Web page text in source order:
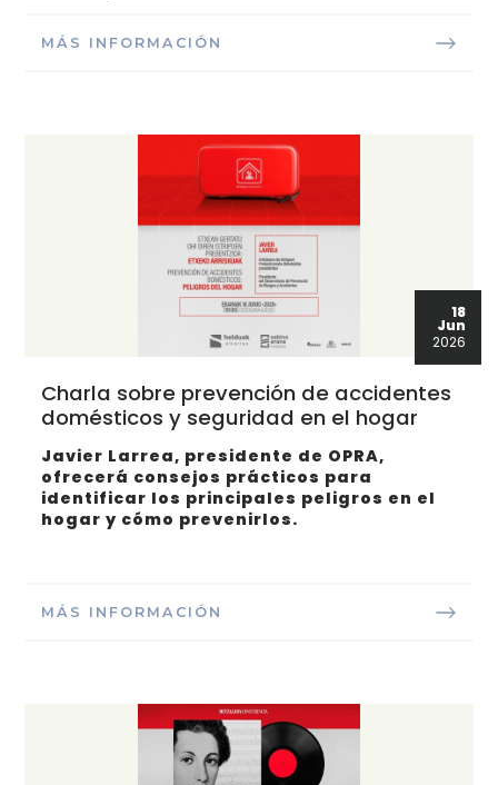
MÁS INFORMACIÓN
18
Jun
2026
Charla sobre prevención de accidentes
domésticos y seguridad en el hogar
Javier Larrea, presidente de OPRA,
ofrecerá consejos prácticos para
identificar los principales peligros en el
hogar y cómo prevenirlos.
MÁS INFORMACIÓN